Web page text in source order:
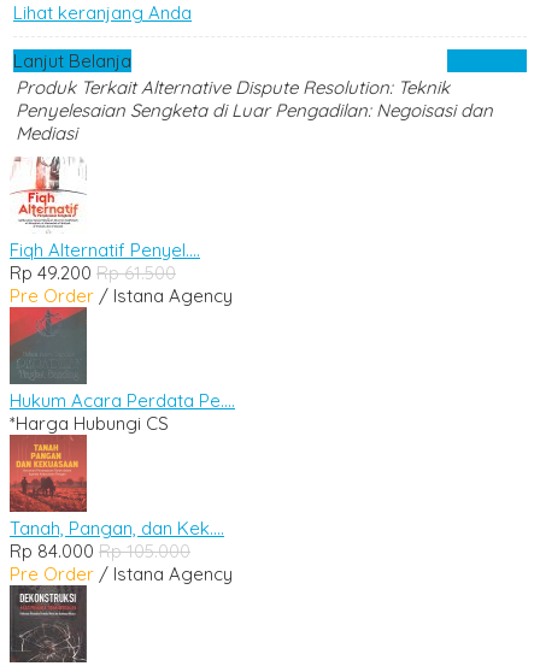
Lihat keranjang Anda
Lanjut Belanja
Produk Terkait Alternative Dispute Resolution: Teknik
Penyelesaian Sengketa di Luar Pengadilan: Negoisasi dan
Mediasi
Fiqh Alternatif Penyel....
Rp 49.200 Rp 61.500
Pre Order / Istana Agency
Hukum Acara Perdata Pe....
*Harga Hubungi CS
Tanah, Pangan, dan Kek....
Rp 84.000 Rp 105.000
Pre Order / Istana Agency